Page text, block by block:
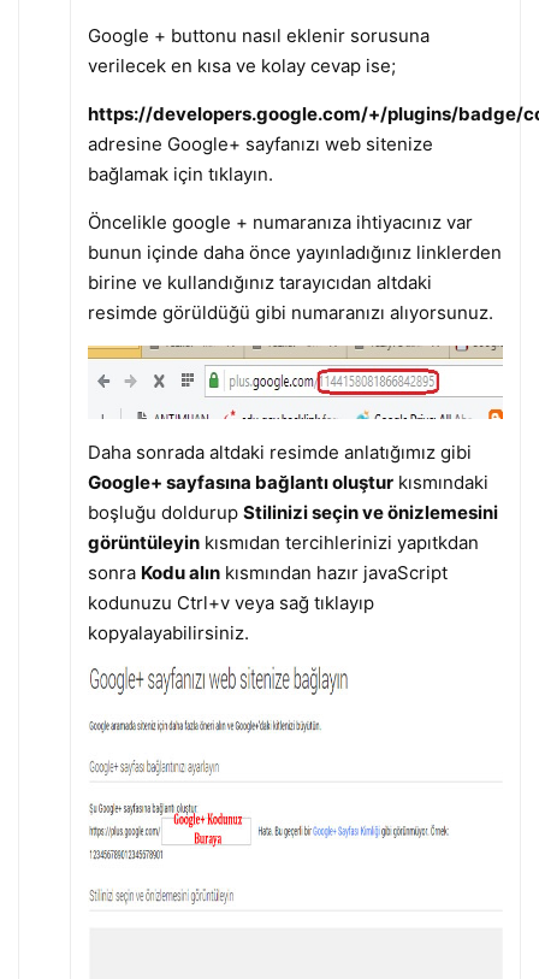
Google + buttonu nasıl eklenir sorusuna
verilecek en kısa ve kolay cevap ise;
https://developers.google.com/+/plugins/badge/
adresine Google+ sayfanızı web sitenize
bağlamak için tıklayın.
Öncelikle google + numaranıza ihtiyacınız var
bunun içinde daha önce yayınladığınız linklerden
birine ve kullandığınız tarayıcıdan altdaki
resimde görüldüğü gibi numaranızı alıyorsunuz.
Daha sonrada altdaki resimde anlatığımız gibi
Google+ sayfasına bağlantı oluşturkısmındaki
boşluğu doldurup Stilinizi seçin ve önizlemesini
görüntüleyinkısmıdan tercihlerinizi yapıtkdan
sonra Kodu alınkısmından hazır javaScript
kodunuzu Ctrl+v veya sağ tıklayıp
kopyalayabilirsiniz.